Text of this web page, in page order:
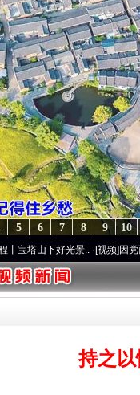
10
9
8
7
6
5
好光景..·[视频]因党而生 为党
持之